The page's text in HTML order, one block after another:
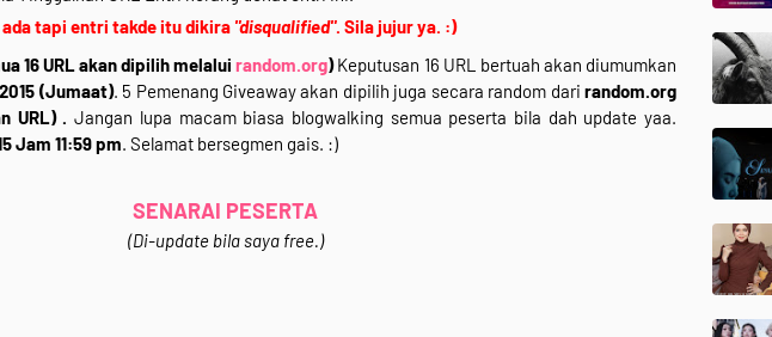
xGaO_1AQuH4i3c-X1_IBFNV9SuCfb8Teto1W__-ZZg-
4X3VYeD-49PgP9HEdzBQ9-
2F5kQTdNEVXND9D51RybD2N9evyr3O_nIwxlHv_fYN_
PMEBE/s640/segmen-2.jpg" width="640" /></a></div>
<div class="separator" style="clear: both; text-align:
<div style="text-align: center;">
<br /></div>
ada tapi entri takde itu dikira "disqualified". Sila jujur ya. :)
16 URL akan dipilih melaluirandom.org)Keputusan 16 URL bertuah akan diumumkan
(Jumaat). 5 Pemenang Giveaway akan dipilih juga secara random dari random.org
URL) .Jangan lupa macam biasa blogwalking semua peserta bila dah update yaa.
Jam 11:59 pm. Selamat bersegmen gais. :)
SENARAI PESERTA
(Di-update bila saya free.)